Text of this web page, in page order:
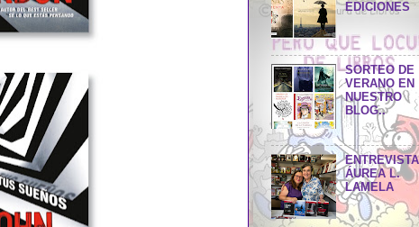
EDICIONES
SORTEO DE
VERANO EN
NUESTRO
BLOG..
ÁUREA L.
LAMELA